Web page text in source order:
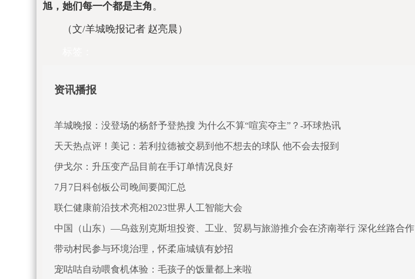
旭，她们每一个都是主角。
（文/羊城晚报记者 赵亮晨）
资讯播报
羊城晚报：没登场的杨舒予登热搜 为什么不算“喧宾夺主”？-环球热讯
天天热点评！美记：若利拉德被交易到他不想去的球队 他不会去报到
伊戈尔：升压变产品目前在手订单情况良好
7月7日科创板公司晚间要闻汇总
联仁健康前沿技术亮相2023世界人工智能大会
中国（山东）—乌兹别克斯坦投资、工业、贸易与旅游推介会在济南举行 深化丝路合作
带动村民参与环境治理，怀柔庙城镇有妙招
宠咕咕自动喂食机体验：毛孩子的饭量都上来啦